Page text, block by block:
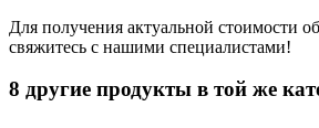
Для получения актуальной стоимости
свяжитесь с нашими специалистами!
8 другие продукты в той же